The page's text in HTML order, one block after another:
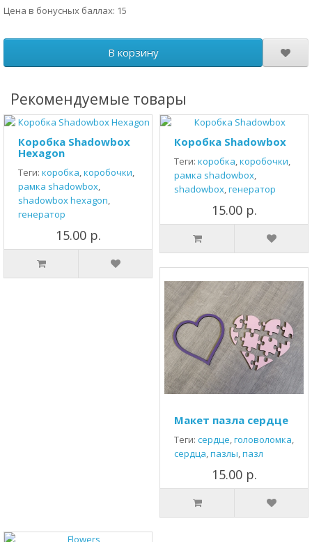
Цена в бонусных баллах: 15
В корзину
Рекомендуемые товары
Коробка Shadowbox
Hexagon
Теги: коробка,коробочки,
рамка shadowbox,
shadowbox hexagon,
генератор
15.00 р.
Коробка Shadowbox
Теги: коробка,коробочки,
рамка shadowbox,
shadowbox,генератор
15.00 р.
Макет пазла сердце
Теги: сердце,головоломка,
сердца,пазлы,пазл
15.00 р.